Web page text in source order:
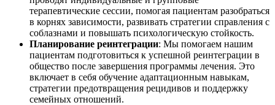
терапевтические сессии, помогая пациентам разобраться
в корнях зависимости, развивать стратегии справления с
соблазнами и повышать психологическую стойкость.
Планирование реинтеграции: Мы помогаем нашим
пациентам подготовиться к успешной реинтеграции в
общество после завершения программы лечения. Это
включает в себя обучение адаптационным навыкам,
стратегии предотвращения рецидивов и поддержку
семейных отношений.